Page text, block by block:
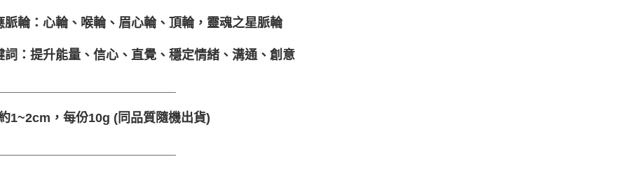
脈輪：心輪、喉輪、眉心輪、頂輪，靈魂之星脈輪
詞：提升能量、信心、直覺、穩定情緒、溝通、創意
1~2cm，每份10g (同品質隨機出貨)